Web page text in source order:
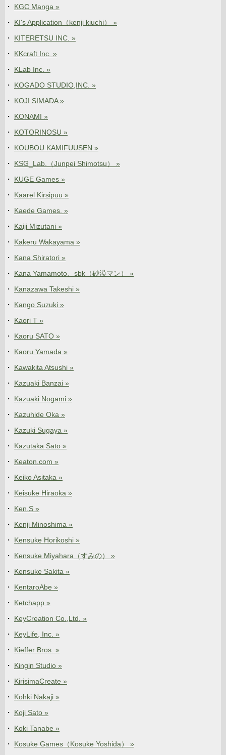
KGC Manga »
KI's Application（kenji kiuchi） »
KITERETSU INC. »
KKcraft Inc. »
KLab Inc. »
KOGADO STUDIO,INC. »
KOJI SIMADA »
KONAMI »
KOTORINOSU »
KOUBOU KAMIFUUSEN »
KSG_Lab.（Junpei Shimotsu） »
KUGE Games »
Kaarel Kirsipuu »
Kaede Games. »
Kaiji Mizutani »
Kakeru Wakayama »
Kana Shiratori »
Kana Yamamoto、sbk（砂漠マン） »
Kanazawa Takeshi »
Kango Suzuki »
Kaori T »
Kaoru SATO »
Kaoru Yamada »
Kawakita Atsushi »
Kazuaki Banzai »
Kazuaki Nogami »
Kazuhide Oka »
Kazuki Sugaya »
Kazutaka Sato »
Keaton.com »
Keiko Asitaka »
Keisuke Hiraoka »
Ken.S »
Kenji Minoshima »
Kensuke Horikoshi »
Kensuke Miyahara（すみの） »
Kensuke Sakita »
KentaroAbe »
Ketchapp »
KeyCreation Co.,Ltd. »
KeyLife, Inc. »
Kieffer Bros. »
Kingin Studio »
KirisimaCreate »
Kohki Nakaji »
Koji Sato »
Koki Tanabe »
Kosuke Games（Kosuke Yoshida） »